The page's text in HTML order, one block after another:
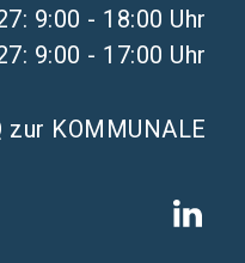
9:00 - 18:00 Uhr
9:00 - 17:00 Uhr
zur KOMMUNALE